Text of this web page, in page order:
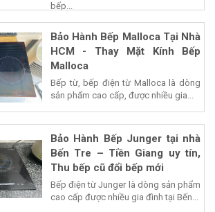
bếp...
Bảo Hành Bếp Malloca Tại Nhà
HCM - Thay Mặt Kính Bếp
Malloca
Bếp từ, bếp điện từ Malloca là dòng
sản phẩm cao cấp, được nhiều gia...
Bảo Hành Bếp Junger tại nhà
Bến Tre – Tiền Giang uy tín,
Thu bếp cũ đổi bếp mới
Bếp điện từ Junger là dòng sản phẩm
cao cấp được nhiều gia đình tại Bến...